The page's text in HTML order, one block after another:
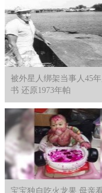
被外星人绑架当事人45
书 还原1973年帕
宝宝独自吃火龙果 母亲